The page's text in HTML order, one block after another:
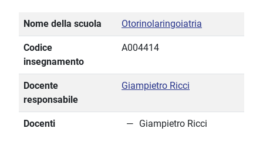
Nome della scuola Otorinolaringoiatria
Codice
insegnamento
A004414
Docente
responsabile
Giampietro Ricci
Docenti Giampietro Ricci